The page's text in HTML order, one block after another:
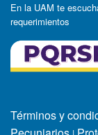
En la UAM te
requerimientos
Términos y